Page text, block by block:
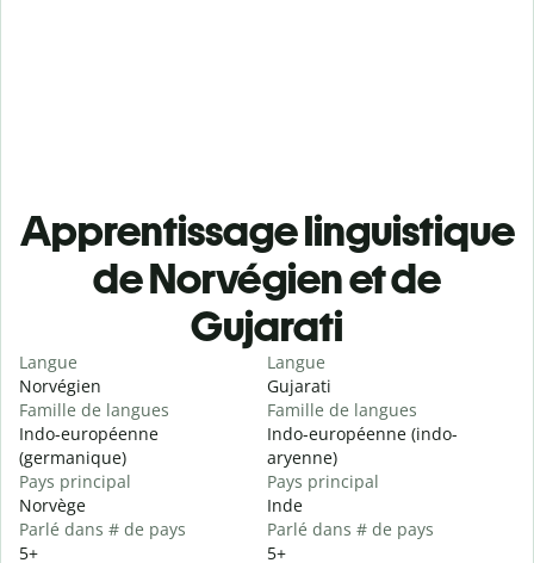
Apprentissage linguistique
de Norvégien et de
Gujarati
Langue
Norvégien
Famille de langues
Indo-européenne
(germanique)
Pays principal
Norvège
Parlé dans # de pays
5+
Langue
Gujarati
Famille de langues
Indo-européenne (indo-
aryenne)
Pays principal
Inde
Parlé dans # de pays
5+